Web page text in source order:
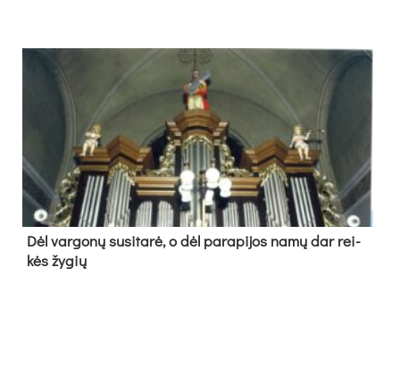
Dėl var­go­nų su­si­ta­rė, o dėl pa­ra­pi­jos na­mų dar rei­
kės žy­gių